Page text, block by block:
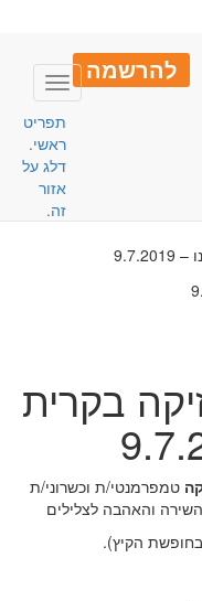
להרשמה
Toggle
תפריט
ראשי.
דלג על
אזור
זה.
בקרית
טמפרמנטי/ת וכשרוני/ת
והאהבה לצלילים